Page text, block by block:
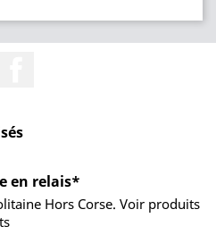
en relais*
Hors Corse. Voir produits